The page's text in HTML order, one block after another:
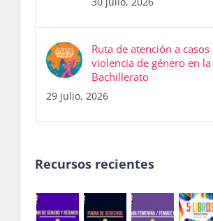
Ruta de atención a casos
violencia de género en la
Bachillerato
29 julio, 2026
Recursos recientes